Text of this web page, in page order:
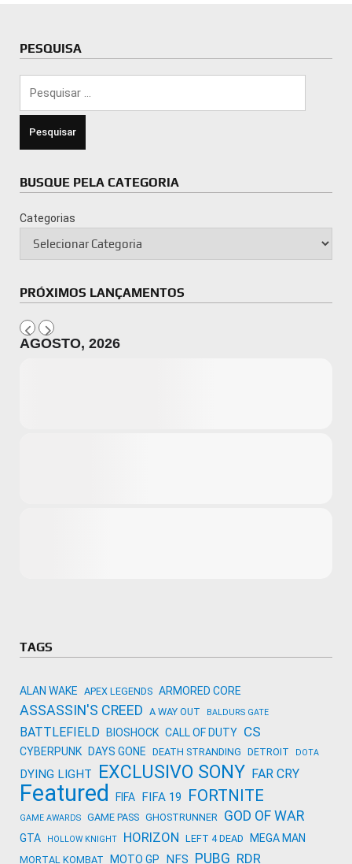
PESQUISA
BUSQUE PELA CATEGORIA
Categorias
PRÓXIMOS LANÇAMENTOS
AGOSTO, 2026
TAGS
ALAN WAKE APEX LEGENDS ARMORED CORE
ASSASSIN'S CREED A WAY OUT BALDURS GATE
BATTLEFIELD BIOSHOCK CALL OF DUTY CS
CYBERPUNK DAYS GONE DEATH STRANDING DETROIT DOTA
DYING LIGHT EXCLUSIVO SONY FAR CRY
Featured FIFA FIFA 19 FORTNITE
GAME AWARDS GAME PASS GHOSTRUNNER GOD OF WAR
GTA HOLLOW KNIGHT HORIZON LEFT 4 DEAD MEGA MAN
MORTAL KOMBAT MOTO GP NFS PUBG RDR